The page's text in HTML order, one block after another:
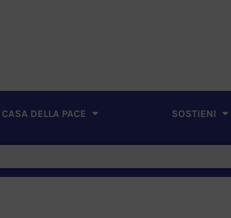
CASA DELLA PACE SOSTIENI